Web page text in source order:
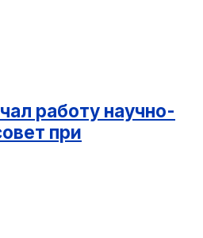
работу научно-
при